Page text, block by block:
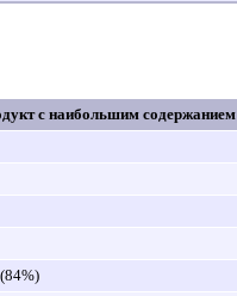
с наибольшим содержанием